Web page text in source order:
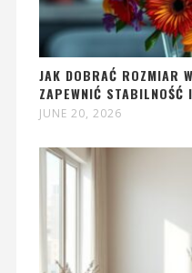
JAK DOBRAĆ ROZMIAR
ZAPEWNIĆ STABILNOŚĆ
JUNE 20, 2026